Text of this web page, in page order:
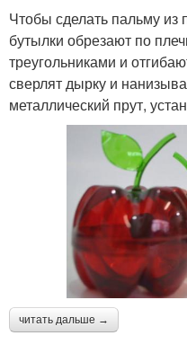
Чтобы сделать пальму из
бутылки обрезают по
треугольниками и
сверлят дырку и
металлический прут,
читать дальше →